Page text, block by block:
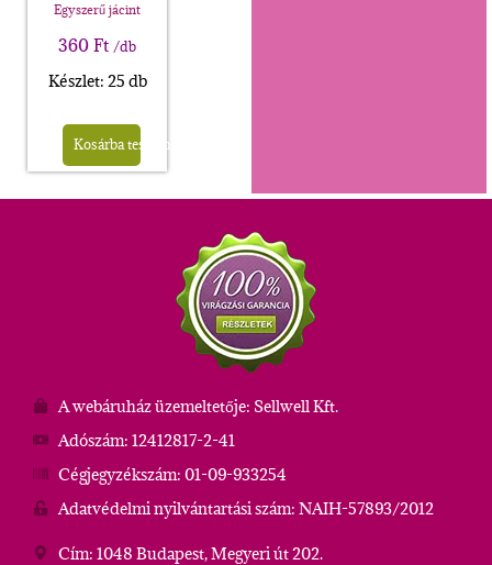
Egyszerű jácint
360Ft /db
Készlet: 25 db
Kosárba teszem
A webáruház üzemeltetője: Sellwell Kft.
Adószám: 12412817-2-41
Cégjegyzékszám: 01-09-933254
Adatvédelmi nyilvántartási szám: NAIH-57893/2012
Cím: 1048 Budapest, Megyeri út 202.